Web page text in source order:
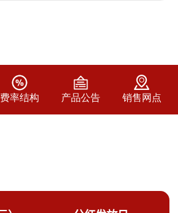
费率结构 产品公告 销售网点